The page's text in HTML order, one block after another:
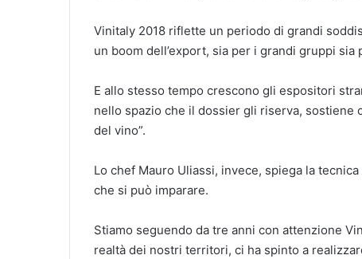
Vinitaly 2018 riflette un periodo di grandi
un boom dell’export, sia per i grandi gruppi
E allo stesso tempo crescono gli espositori
nello spazio che il dossier gli riserva, sostiene
del vino”.
Lo chef Mauro Uliassi, invece, spiega la
che si può imparare.
Stiamo seguendo da tre anni con attenzione
realtà dei nostri territori, ci ha spinto a